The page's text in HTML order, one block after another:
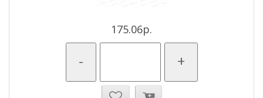
175.06р.
- +